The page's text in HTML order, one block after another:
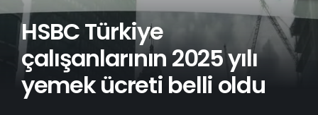
HSBC Türkiye
çalışanlarının 2025 yılı
yemek ücreti belli oldu